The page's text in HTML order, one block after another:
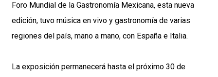
Foro Mundial de la Gastronomía Mexicana, esta nueva
edición, tuvo música en vivo y gastronomía de varias
regiones del país, mano a mano, con España e Italia.
La exposición permanecerá hasta el próximo 30 de